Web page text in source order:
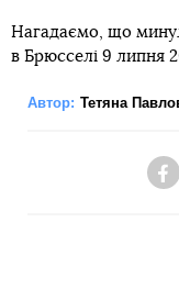
Нагадаємо, що
в Брюсселі 9 липня
Автор: Тетяна